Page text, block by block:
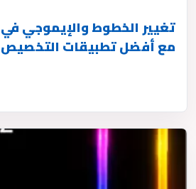
تغيير الخطوط والإيموجي
مع أفضل تطبيقات التخصيص